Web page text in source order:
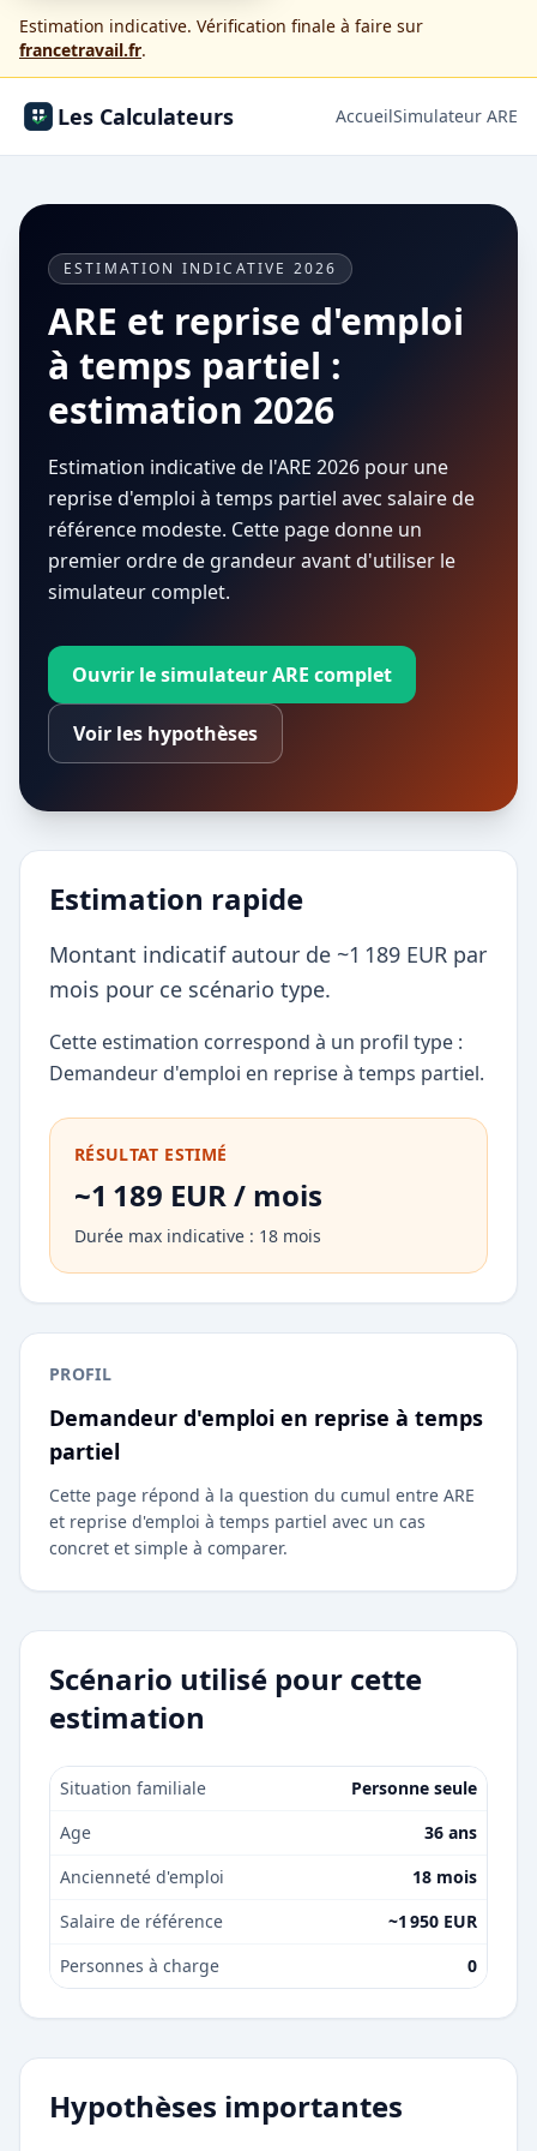
Estimation indicative. Vérification finale à faire sur
francetravail.fr.
Les Calculateurs AccueilSimulateur ARE
ESTIMATION INDICATIVE 2026
ARE et reprise d'emploi
à temps partiel :
estimation 2026
Estimation indicative de l'ARE 2026 pour une
reprise d'emploi à temps partiel avec salaire de
référence modeste. Cette page donne un
premier ordre de grandeur avant d'utiliser le
simulateur complet.
Ouvrir le simulateur ARE complet
Voir les hypothèses
Estimation rapide
Montant indicatif autour de ~1 189 EUR par
mois pour ce scénario type.
Cette estimation correspond à un profil type :
Demandeur d'emploi en reprise à temps partiel.
RÉSULTAT ESTIMÉ
~1 189 EUR / mois
Durée max indicative : 18 mois
PROFIL
Demandeur d'emploi en reprise à temps
partiel
Cette page répond à la question du cumul entre ARE
et reprise d'emploi à temps partiel avec un cas
concret et simple à comparer.
Scénario utilisé pour cette
estimation
Situation familiale
Personne seule
Age
36 ans
Ancienneté d'emploi
18 mois
Salaire de référence
~1 950 EUR
Personnes à charge
0
Hypothèses importantes